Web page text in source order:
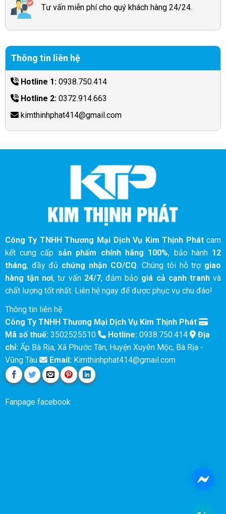
Tư vấn miễn phí cho quý khách hàng 24/24.
Thông tin liên hệ
Hotline 1:0938.750.414
Hotline 2:0372.914.663
kimthinhphat414@gmail.com
Công Ty TNHH Thương Mại Dịch Vụ Kim Thịnh Phátcam
kết cung cấp sản phẩm chính hãng 100%, bảo hành 12
tháng, đầy đủ chứng nhận CO/CQ. Chúng tôi hỗ trợ giao
hàng tận nơi, tư vấn 24/7, đảm bảo giá cả cạnh tranh và
chất lượng tốt nhất. Liên hệ ngay để được phục vụ chu đáo!
Thông tin liên hệ
Công Ty TNHH Thương Mại Dịch Vụ Kim Thịnh Phát
Mã số thuế:3502525510 Hotline:0938.750.414
Địa
chỉ:Ấp Bà Rịa, Xã Phước Tân, Huyện Xuyên Mộc, Bà Rịa -
Vũng Tàu
Email:Kimthinhphat414@gmail.com
Fanpage facebook